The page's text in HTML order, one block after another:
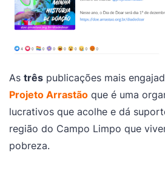
As três publicações mais
Projeto Arrastão que é uma
lucrativos que acolhe e dá
região do Campo Limpo que
pobreza.